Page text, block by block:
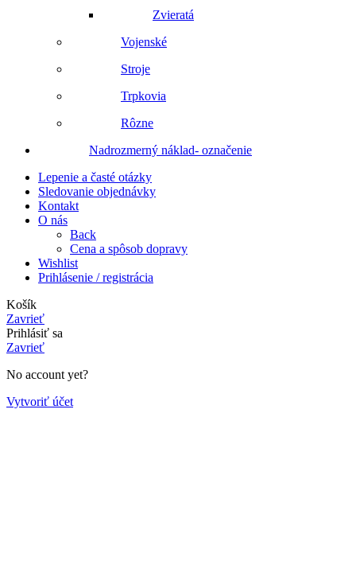
Zvieratá
Vojenské
Stroje
Trpkovia
Rôzne
Nadrozmerný náklad- označenie
Lepenie a časté otázky
Sledovanie objednávky
Kontakt
O nás
Back
Cena a spôsob dopravy
Wishlist
Prihlásenie / registrácia
Košík
Zavrieť
Prihlásiť sa
Zavrieť
No account yet?
Vytvoriť účet